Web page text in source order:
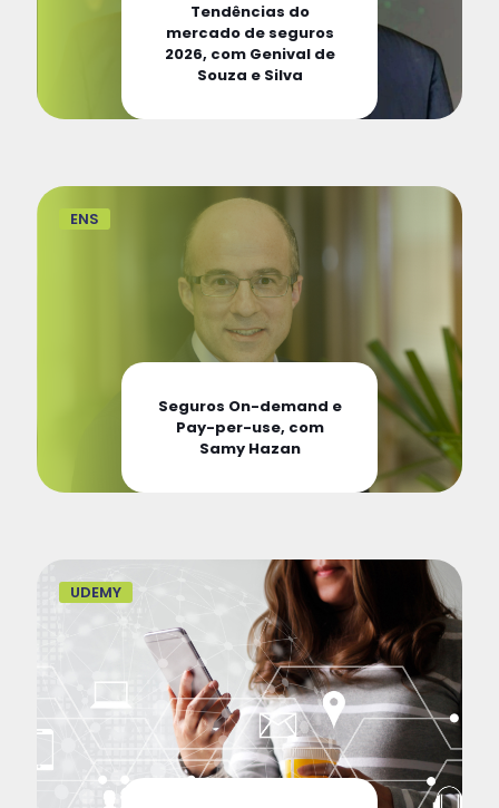
Tendências do
mercado de seguros
2026, com Genival de
Souza e Silva
ENS
Seguros On-demand e
Pay-per-use, com
Samy Hazan
UDEMY